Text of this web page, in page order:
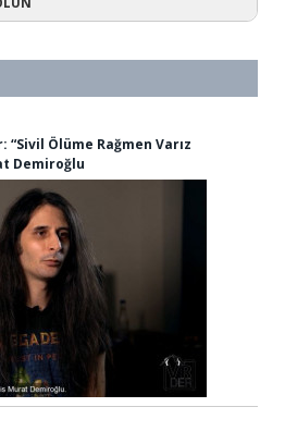
Ölüme Rağmen Varız
Demiroğlu